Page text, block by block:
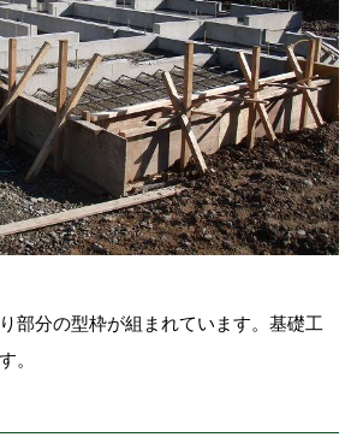
部分の型枠が組まれています。基礎工
。